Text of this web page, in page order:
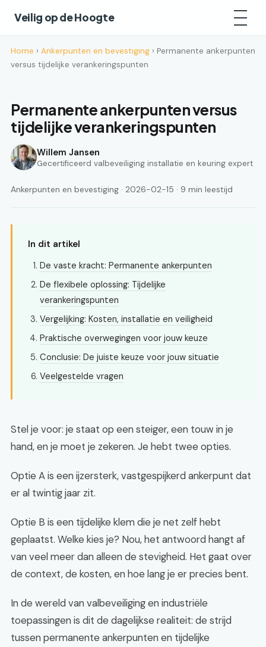
Veilig op de Hoogte
Home › Ankerpunten en bevestiging › Permanente ankerpunten
versus tijdelijke verankeringspunten
Permanente ankerpunten versus
tijdelijke verankeringspunten
Willem Jansen
Gecertificeerd valbeveiliging installatie en keuring expert
Ankerpunten en bevestiging · 2026-02-15 · 9 min leestijd
In dit artikel
De vaste kracht: Permanente ankerpunten
De flexibele oplossing: Tijdelijke
verankeringspunten
Vergelijking: Kosten, installatie en veiligheid
Praktische overwegingen voor jouw keuze
Conclusie: De juiste keuze voor jouw situatie
Veelgestelde vragen
Stel je voor: je staat op een steiger, een touw in je
hand, en je moet je zekeren. Je hebt twee opties.
Optie A is een ijzersterk, vastgespijkerd ankerpunt dat
er al twintig jaar zit.
Optie B is een tijdelijke klem die je net zelf hebt
geplaatst. Welke kies je? Nou, het antwoord hangt af
van veel meer dan alleen de stevigheid. Het gaat over
de context, de kosten, en hoe lang je er precies bent.
In de wereld van valbeveiliging en industriële
toepassingen is dit de dagelijkse realiteit: de strijd
tussen permanente ankerpunten en tijdelijke